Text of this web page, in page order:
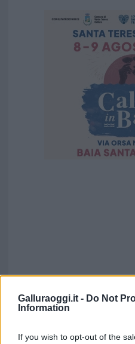
Galluraoggi.it - Do Not
Information
If you wish to opt-out of the